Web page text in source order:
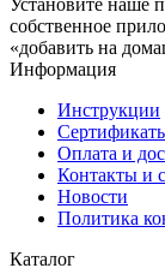
Установите наше
собственное
«добавить на
Информация
Инструкции
Оплата и
Контакты и
Новости
Политика
Каталог